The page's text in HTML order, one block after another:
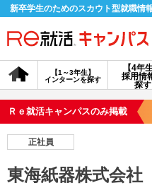
新卒学生のためのスカウト型就職情
【4年
採用情
探す
【1～3年生】
インターンを探す
会員登録
探す
Ｒｅ就活キャンパスのみ掲載
正社員
東海紙器株式会社